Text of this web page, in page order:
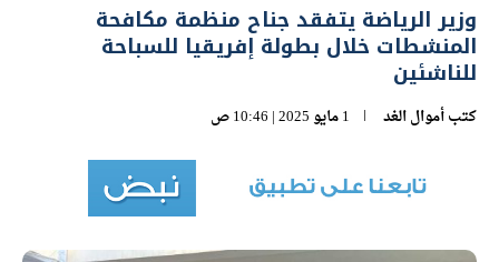
وزير الرياضة يتفقد جناح منظمة مكافحة
المنشطات خلال بطولة إفريقيا للسباحة
للناشئين
كتبأموال الغد 1 مايو 2025 | 10:46 ص